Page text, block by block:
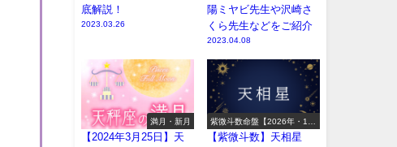
底解説！
2023.03.26
陽ミヤビ先生や沢崎さ
くら先生などをご紹介
2023.04.08
満月・新月
【2024年3月25日】天
紫微斗数命盤【2026年・12
宮14主星】
【紫微斗数】天相星